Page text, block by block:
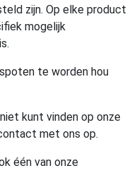
zijn. Op elke product
mogelijk
te worden hou
kunt vinden op onze
met ons op.
één van onze